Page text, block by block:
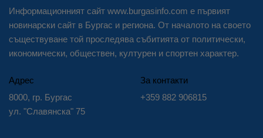
Информационният сайт www.burgasinfo.com е първият
новинарски сайт в Бургас и региона. От началото на своето
съществуване той проследява събитията от политически,
икономически, обществен, културен и спортен характер.
Адрес
8000, гр. Бургас
ул. "Славянска" 75
За контакти
+359 882 906815